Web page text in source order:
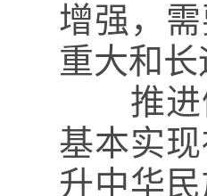
增强，
重大和
推进健
基本实
升中华